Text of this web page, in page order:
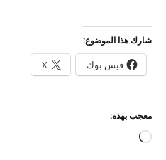
شارك هذا الموضوع:
فيس بوك X
معجب بهذه:
جاري